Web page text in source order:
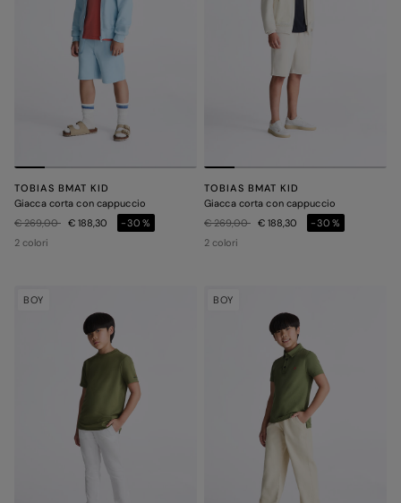
TOBIAS BMAT KID
Giacca corta con cappuccio
Prezzo ridotto da
€ 269,00a € 188,30
-30%
2 colori
TOBIAS BMAT KID
Giacca corta con cappuccio
Prezzo ridotto da
€ 269,00a € 188,30
-30%
2 colori
BOY BOY